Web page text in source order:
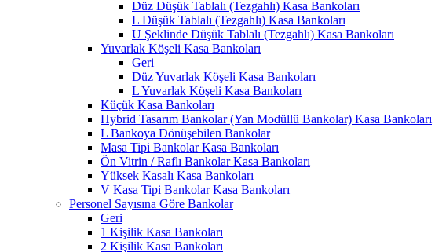
Düz Düşük Tablalı (Tezgahlı) Kasa Bankoları
L Düşük Tablalı (Tezgahlı) Kasa Bankoları
U Şeklinde Düşük Tablalı (Tezgahlı) Kasa Bankoları
Yuvarlak Köşeli Kasa Bankoları
Geri
Düz Yuvarlak Köşeli Kasa Bankoları
L Yuvarlak Köşeli Kasa Bankoları
Küçük Kasa Bankoları
Hybrid Tasarım Bankolar (Yan Modüllü Bankolar) Kasa Bankoları
L Bankoya Dönüşebilen Bankolar
Masa Tipi Bankolar Kasa Bankoları
Ön Vitrin / Raflı Bankolar Kasa Bankoları
Yüksek Kasalı Kasa Bankoları
V Kasa Tipi Bankolar Kasa Bankoları
Personel Sayısına Göre Bankolar
Geri
1 Kişilik Kasa Bankoları
2 Kişilik Kasa Bankoları